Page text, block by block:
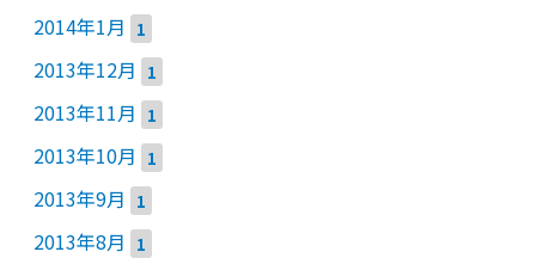
2014年1月 1
2013年12月 1
2013年11月 1
2013年10月 1
2013年9月 1
2013年8月 1